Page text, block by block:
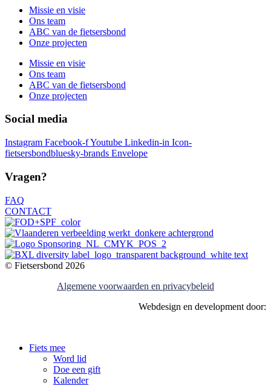
Missie en visie
Ons team
ABC van de fietsersbond
Onze projecten
Missie en visie
Ons team
ABC van de fietsersbond
Onze projecten
Social media
Instagram Facebook-fYoutube Linkedin-in Icon-
fietsersbondbluesky-brands Envelope
Vragen?
FAQ
CONTACT
© Fietsersbond 2026
Algemene voorwaarden en privacybeleid
Webdesign en development door:
Fiets mee
Word lid
Doe een gift
Kalender